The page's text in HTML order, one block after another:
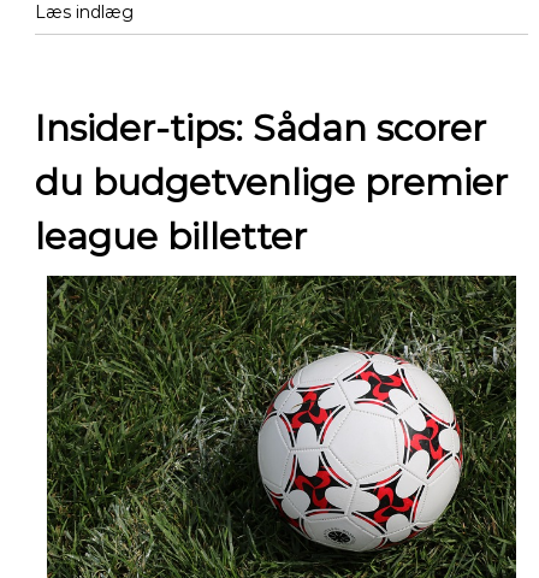
Læs indlæg
Insider-tips: Sådan scorer
du budgetvenlige premier
league billetter